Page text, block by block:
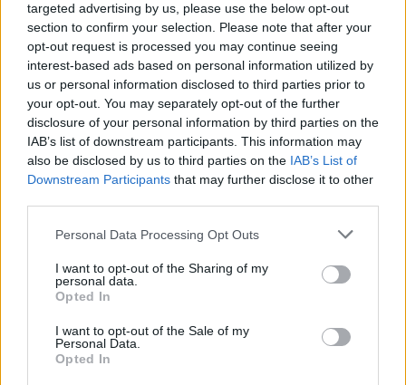
targeted advertising by us, please use the below opt-out
section to confirm your selection. Please note that after your
opt-out request is processed you may continue seeing
interest-based ads based on personal information utilized by
us or personal information disclosed to third parties prior to
your opt-out. You may separately opt-out of the further
disclosure of your personal information by third parties on the
IAB’s list of downstream participants. This information may
also be disclosed by us to third parties on the IAB’s List of
Downstream Participants that may further disclose it to other
Personal Data Processing Opt Outs
I want to opt-out of the Sharing of my
personal data.
Opted In
I want to opt-out of the Sale of my
Personal Data.
Opted In
Ředitelé odborů i mluvčí se z ČIŽP rozhodli odejít z
vlastní vůle, řekl Straka
6.8.2026 15:22 (ČTK)
Ředitel odboru vnitřních
služeb Matěj Mrlina, vedoucí
služebního úřadu Oldřich
Jarolím a tisková mluvčí Miriam
Loužecká končí na České
inspekci životního prostředí (ČIŽP) z vlastní iniciativy. Na dotaz ČTK
to napsal nový ředitel inspekce Pavel Straka (za Motoristy). O jejich
plánovaných odchodechinformovalyv pondělí Seznam Zprávy.
Veterináři v horku ošetřují více zvířat, ohrožení jsou psi
se zploštělým čumákem
Veterináři v současných
vedrech ošetřují více zvířat.